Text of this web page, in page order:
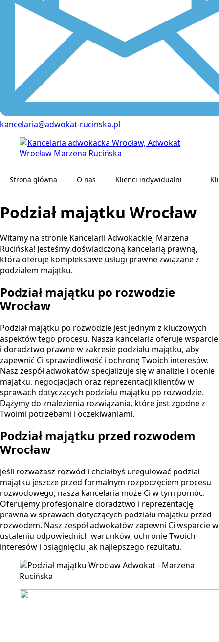
kancelaria@adwokat-rucinska.pl
Strona główna O nas Klienci indywidualni
ustawowe
testamentowe
i odrzucenie spadku
nabycia spadku
spadku
Odszkodowania
Odszkodowania komunikacyjne
Odszkodowania powypadkowe
Odszkodowania majątkowe
Dla firmy
Podział majątku Wrocław
Witamy na stronie Kancelarii Adwokackiej Marzena
Rucińska! Jesteśmy doświadczoną kancelarią prawną,
która oferuje kompleksowe usługi prawne związane z
podziałem majątku.
Podział majątku po rozwodzie
Wrocław
Podział majątku po rozwodzie jest jednym z kluczowych
aspektów tego procesu. Nasza kancelaria oferuje wsparcie
i doradztwo prawne w zakresie podziału majątku, aby
zapewnić Ci sprawiedliwość i ochronę Twoich interesów.
Nasz zespół adwokatów specjalizuje się w analizie i ocenie
majątku, negocjacjach oraz reprezentacji klientów w
sprawach dotyczących podziału majątku po rozwodzie.
Dążymy do znalezienia rozwiązania, które jest zgodne z
Twoimi potrzebami i oczekiwaniami.
Podział majątku przed rozwodem
Wrocław
Jeśli rozważasz rozwód i chciałbyś uregulować podział
majątku jeszcze przed formalnym rozpoczęciem procesu
rozwodowego, nasza kancelaria może Ci w tym pomóc.
Oferujemy profesjonalne doradztwo i reprezentację
prawna w sprawach dotyczących podziału majątku przed
rozwodem. Nasz zespół adwokatów zapewni Ci wsparcie w
ustaleniu odpowiednich warunków, ochronie Twoich
interesów i osiągnięciu jak najlepszego rezultatu.